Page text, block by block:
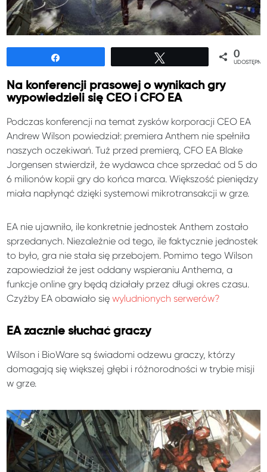
0
Na konferencji prasowej o wynikach gry
wypowiedzieli się CEO i CFO EA
Podczas konferencji na temat zysków korporacji CEO EA
Andrew Wilson powiedział: premiera Anthem nie spełniła
naszych oczekiwań. Tuż przed premierą, CFO EA Blake
Jorgensen stwierdził, że wydawca chce sprzedać od 5 do
6 milionów kopii gry do końca marca. Większość pieniędzy
miała napłynąć dzięki systemowi mikrotransakcji w grze.
EA nie ujawniło, ile konkretnie jednostek Anthem zostało
sprzedanych. Niezależnie od tego, ile faktycznie jednostek
to było, gra nie stała się przebojem. Pomimo tego Wilson
zapowiedział że jest oddany wspieraniu Anthema, a
funkcje online gry będą działały przez długi okres czasu.
Czyżby EA obawiało sięwyludnionych serwerów?
EA zacznie słuchać graczy
Wilson i BioWare są świadomi odzewu graczy, którzy
domagają się większej głębi i różnorodności w trybie misji
w grze.